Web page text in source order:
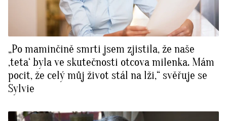
„Po maminčině smrti jsem zjistila, že naše
‚teta‘ byla ve skutečnosti otcova milenka. Mám
pocit, že celý můj život stál na lži,“ svěřuje se
Sylvie